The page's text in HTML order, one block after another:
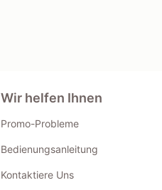
Wir helfen Ihnen
Promo-Probleme
Bedienungsanleitung
Kontaktiere Uns